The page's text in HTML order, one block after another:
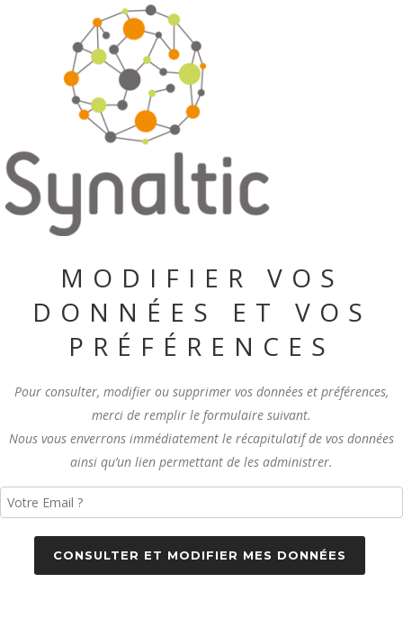
MODIFIER VOS
DONNÉES ET VOS
PRÉFÉRENCES
Pour consulter, modifier ou supprimer vos données et préférences,
merci de remplir le formulaire suivant.
Nous vous enverrons immédiatement le récapitulatif de vos données
ainsi qu’un lien permettant de les administrer.
CONSULTER ET MODIFIER MES DONNÉES